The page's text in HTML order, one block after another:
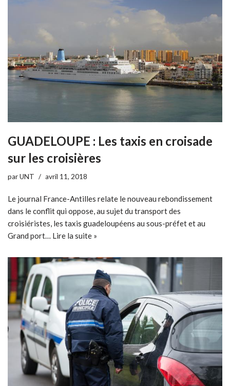
GUADELOUPE : Les taxis en croisade
sur les croisières
parUNT avril 11, 2018
Le journal France-Antilles relate le nouveau rebondissement
dans le conflit qui oppose, au sujet du transport des
croisiéristes, les taxis guadeloupéens au sous-préfet et au
Grand port… Lire la suite »